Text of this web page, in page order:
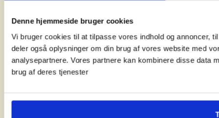
Denne hjemmeside bruger cookies
Vi bruger cookies til at tilpasse vores indhold og annoncer,
deler også oplysninger om din brug af vores website med
analysepartnere. Vores partnere kan kombinere disse data
brug af deres tjenester